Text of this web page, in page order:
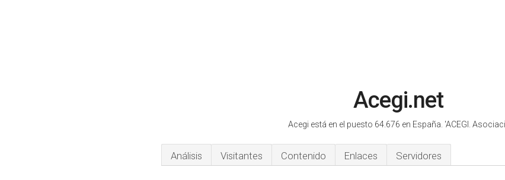
Acegi.net
Acegi está en el puesto 64.676 en España. 'ACEGI.
Análisis Visitantes Contenido Enlaces Servidores